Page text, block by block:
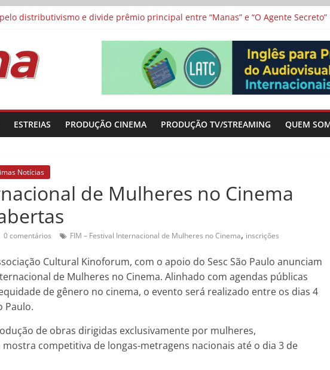
Duvivier protagonizam adaptação brasileira de série argentina para o
distributivismo e divide prêmio principal entre “Manas” e “O Agente Secreto”
o Festival Curta Cinema
para alunos de escolas públicas
ESTREIAS PRODUÇÃO CINEMA PRODUÇÃO TV/STREAMING QUEM
Notícias
de Mulheres no Cinema
0 comentários FIM – Festival Internacional de Mulheres no Cinema, inscrições
Cultural Kinoforum, com o apoio do Sesc São Paulo anunciam
de Mulheres no Cinema. Alinhado com agendas públicas
de gênero no cinema, o evento será realizado entre os dias 4
Paulo.
de obras dirigidas exclusivamente por mulheres,
mostra competitiva de longas-metragens nacionais até o dia 3 de